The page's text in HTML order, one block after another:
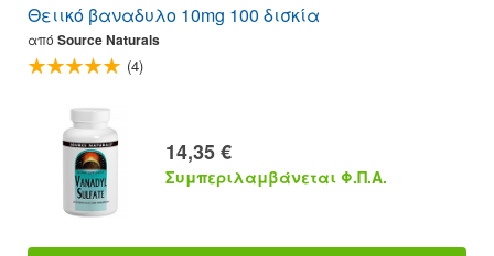
Θειικό βαναδυλο 10mg 100 δισκία
από Source Naturals
(4)
14,35 €
Συμπεριλαμβάνεται Φ.Π.Α.